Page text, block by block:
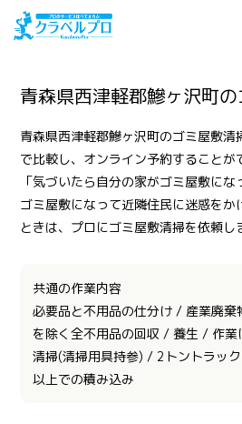
青森県西津軽郡鰺ヶ沢町
青森県西津軽郡鰺ヶ沢町のゴミ屋敷清
で比較し、オンライン予約することが
「気づいたら自分の家がゴミ屋敷に
ゴミ屋敷になって近隣住民に迷惑をか
ときは、プロにゴミ屋敷清掃を依頼し
共通の作業内容
必要品と不用品の仕分け / 産業廃棄
を除く全不用品の回収 / 養生 / 作業
清掃(清掃用具持参) / 2トントラック
以上での積み込み